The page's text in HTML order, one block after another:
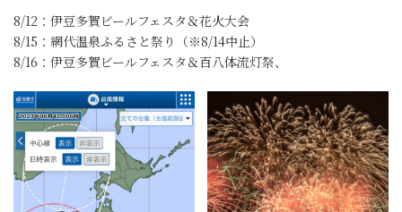
8/12：伊豆多賀ビールフェスタ＆花火大会
8/15：網代温泉ふるさと祭り（※8/14中止）
8/16：伊豆多賀ビールフェスタ＆百八体流灯祭、